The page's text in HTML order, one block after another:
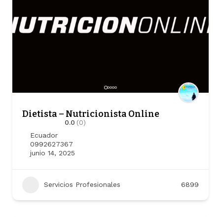
Dietista – Nutricionista Online
0.0 (0)
Ecuador
0992627367
junio 14, 2025
Servicios Profesionales 6899